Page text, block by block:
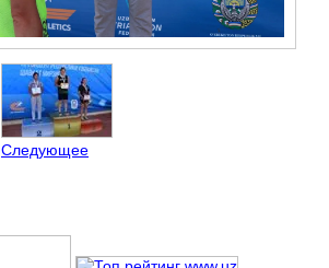
Следующее